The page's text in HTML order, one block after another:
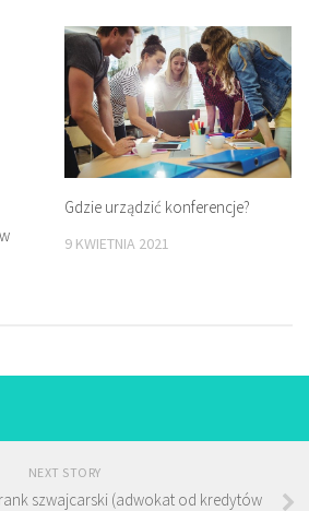
Gdzie urządzić konferencje?
9 KWIETNIA 2021
NEXT STORY
szwajcarski (adwokat od kredytów